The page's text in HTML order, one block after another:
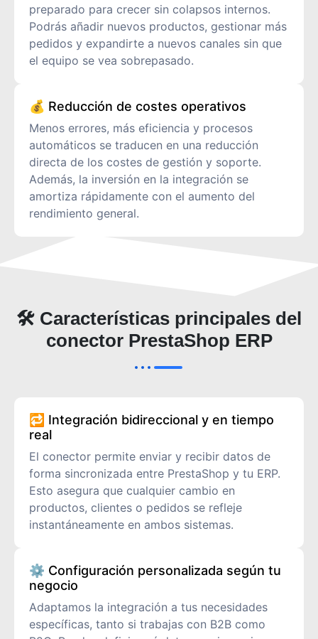
preparado para crecer sin colapsos internos.
Podrás añadir nuevos productos, gestionar más
pedidos y expandirte a nuevos canales sin que
el equipo se vea sobrepasado.
💰 Reducción de costes operativos
Menos errores, más eficiencia y procesos
automáticos se traducen en una reducción
directa de los costes de gestión y soporte.
Además, la inversión en la integración se
amortiza rápidamente con el aumento del
rendimiento general.
🛠️ Características principales del
conector PrestaShop ERP
🔁 Integración bidireccional y en tiempo
real
El conector permite enviar y recibir datos de
forma sincronizada entre PrestaShop y tu ERP.
Esto asegura que cualquier cambio en
productos, clientes o pedidos se refleje
instantáneamente en ambos sistemas.
⚙️ Configuración personalizada según tu
negocio
Adaptamos la integración a tus necesidades
específicas, tanto si trabajas con B2B como